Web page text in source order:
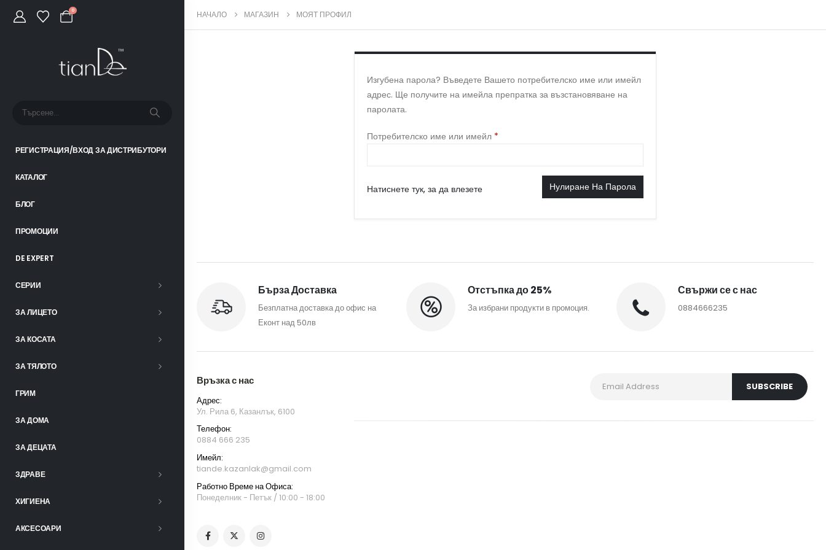
0
РЕГИСТРАЦИЯ/ВХОД ЗА ДИСТРИБУТОРИ
КАТАЛОГ
БЛОГ
ПРОМОЦИИ
DE EXPERT
СЕРИИ
ЗА ЛИЦЕТО
ЗА КОСАТА
ЗА ТЯЛОТО
ГРИМ
ЗА ДОМА
ЗА ДЕЦАТА
ЗДРАВЕ
ХИГИЕНА
АКСЕСОАРИ
НАЧАЛО МАГАЗИН МОЯТ ПРОФИЛ
Изгубена парола? Въведете Вашето потребителско име или имейл
адрес. Ще получите на имейла препратка за възстановяване на
паролата.
Потребителско име или имейл *
Натиснете тук, за да влезете Нулиране На Парола
Бърза Доставка
Безплатна доставка до офис на
Еконт над 50лв
Отстъпка до 25%
За избрани продукти в промоция.
Свържи се с нас
0884666235
Връзка с нас
Адрес:
Ул. Рила 6, Казанлък, 6100
Телефон:
0884 666 235
Имейл:
tiande.kazanlak@gmail.com
Работно Време на Офиса:
Понеделник - Петък / 10:00 - 18:00